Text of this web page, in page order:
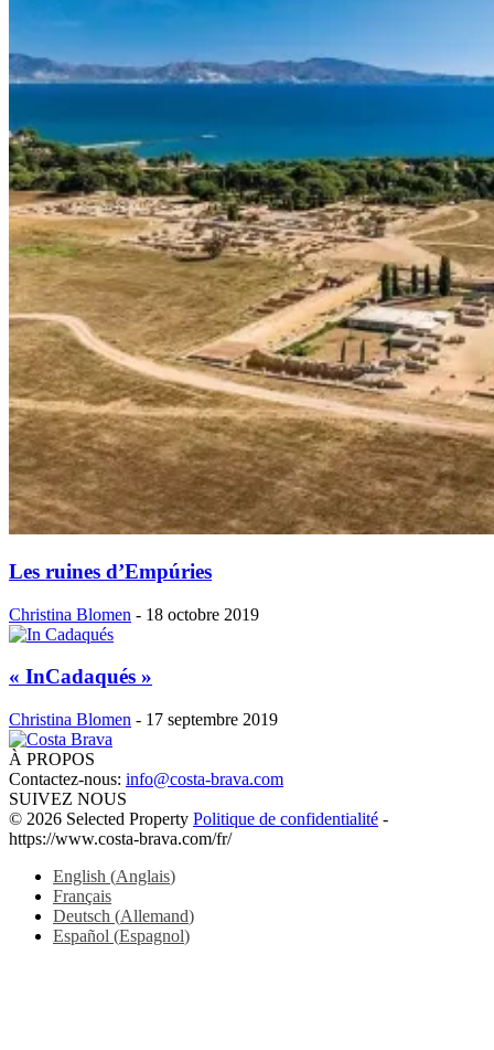
Les ruines d’Empúries
Christina Blomen - 18 octobre 2019
« InCadaqués »
Christina Blomen - 17 septembre 2019
À PROPOS
Contactez-nous: info@costa-brava.com
SUIVEZ NOUS
© 2026 Selected Property Politique de confidentialité -
https://www.costa-brava.com/fr/
English (Anglais)
Français
Deutsch (Allemand)
Español (Espagnol)